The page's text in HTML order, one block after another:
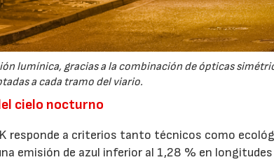
lumínica, gracias a la combinación de ópticas
a cada tramo del viario.
cielo nocturno
responde a criterios tanto técnicos como
emisión de azul inferior al 1,28 % en